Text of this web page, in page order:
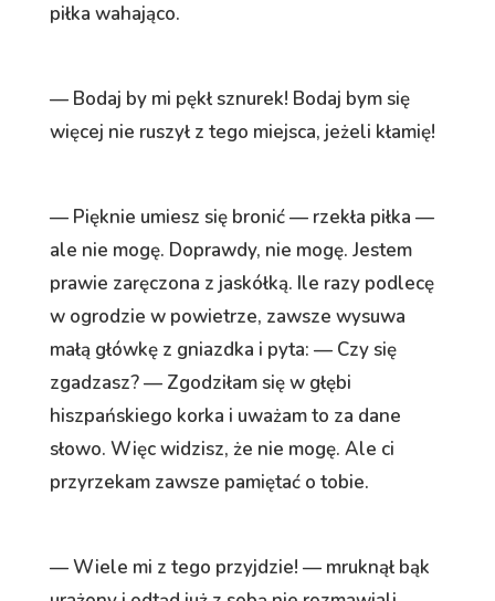
piłka wahająco.
— Bodaj by mi pękł sznurek! Bodaj bym się
więcej nie ruszył z tego miejsca, jeżeli kłamię!
— Pięknie umiesz się bronić — rzekła piłka —
ale nie mogę. Doprawdy, nie mogę. Jestem
prawie zaręczona z jaskółką. Ile razy podlecę
w ogrodzie w powietrze, zawsze wysuwa
małą główkę z gniazdka i pyta: — Czy się
zgadzasz? — Zgodziłam się w głębi
hiszpańskiego korka i uważam to za dane
słowo. Więc widzisz, że nie mogę. Ale ci
przyrzekam zawsze pamiętać o tobie.
— Wiele mi z tego przyjdzie! — mruknął bąk